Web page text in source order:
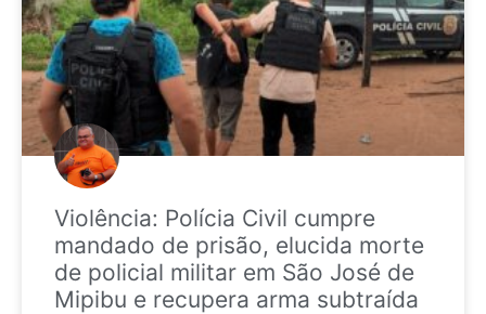
Violência: Polícia Civil cumpre
mandado de prisão, elucida morte
de policial militar em São José de
Mipibu e recupera arma subtraída